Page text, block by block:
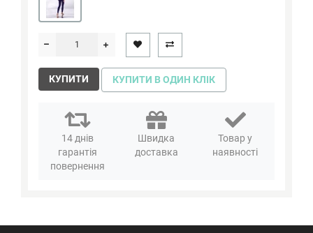
КУПИТИ КУПИТИ В ОДИН КЛІК
14 днів
гарантія
повернення
Швидка
доставка
Товар у
наявності